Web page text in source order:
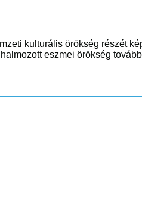
kulturális örökség részét
eszmei örökség